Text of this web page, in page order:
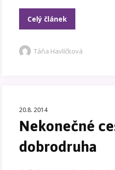
Celý článek
Táňa Havlíčková
20.8. 2014
Nekonečné
dobrodruha